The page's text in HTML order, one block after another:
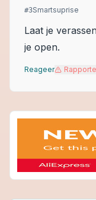
#3Smartsuprise
Laat je
je open.
Reageer